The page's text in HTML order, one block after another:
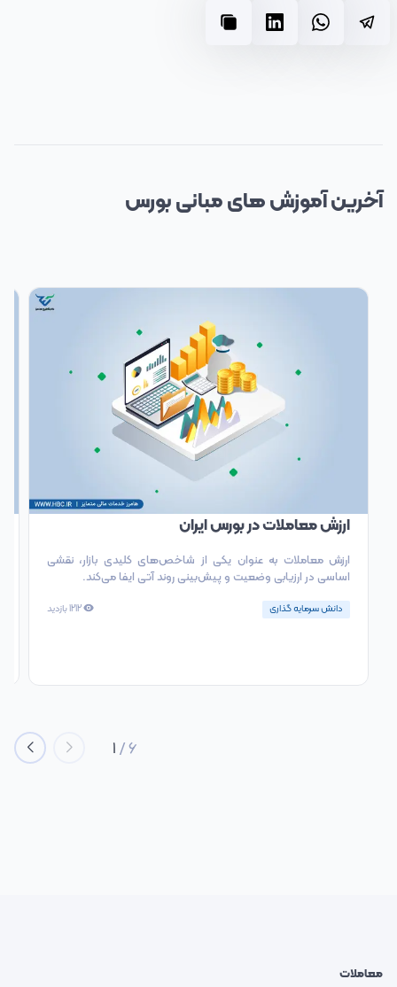
آخرین آموزش هایمبانی بورس
ارزش معاملات در بورس ایران
ارزش معاملات به عنوان یکی از شاخص‌های کلیدی بازار، نقشی
اساسی در ارزیابی وضعیت و پیش‌بینی روند آتی ایفا می‌کند.
دانش سرمایه گذاری 1212بازدید
1/6
معاملات